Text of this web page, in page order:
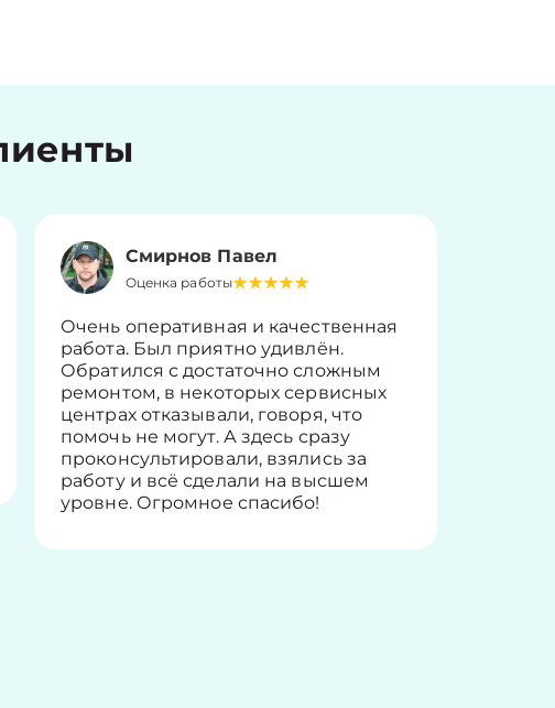
Смирнов Павел
Оценка работы
Очень оперативная и качественная
работа. Был приятно удивлён.
Обратился с достаточно сложным
ремонтом, в некоторых сервисных
центрах отказывали, говоря, что
помочь не могут. А здесь сразу
проконсультировали, взялись за
работу и всё сделали на высшем
уровне. Огромное спасибо!